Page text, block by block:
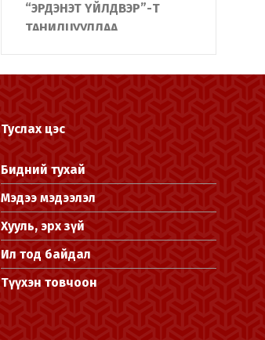
“ЭРДЭНЭТ ҮЙЛДВЭР”-Т
ТАНИЛЦУУЛЛАА
БАЙШИН БАРЬЖ,
"Жанжин Зэв "-ийн
аварга шалгаруулах
тэмцээнд Дотоодын
цэргийн алба хаагчид
амжилттай оролцлоо
ДОТООДЫН ЦЭРГИЙН
БАЙГУУЛЛАГА ЮНИТЕЛ
ГРУППТЭЙ ХАМТРАН АЛБА
Туслах цэс
Бидний тухай
Мэдээ мэдээлэл
Хууль, эрх зүй
Ил тод байдал
Түүхэн товчоон